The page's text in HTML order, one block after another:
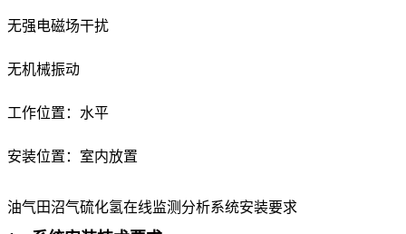
无强电磁场干扰
无机械振动
工作位置：水平
安装位置：室内放置
油气田沼气硫化氢在线监测分析系统安装要求